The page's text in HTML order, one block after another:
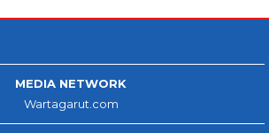
MEDIA NETWORK
Wartagarut.com